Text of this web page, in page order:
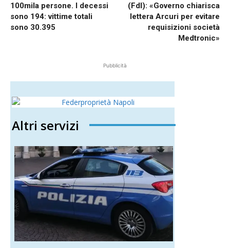
100mila persone. I decessi
sono 194: vittime totali
sono 30.395
(FdI): «Governo chiarisca
lettera Arcuri per evitare
requisizioni società
Medtronic»
Pubblicità
Altri servizi